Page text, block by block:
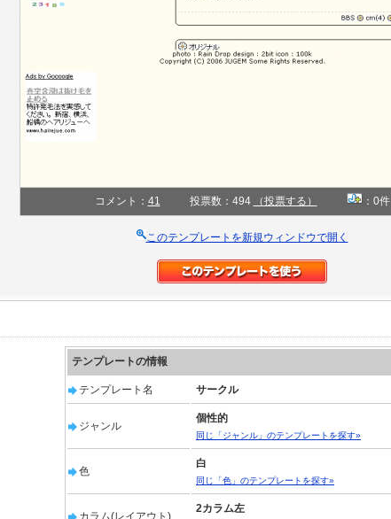
コメント： 41 投票数：494 （投票する） ：0件
このテンプレートを新規ウィンドウで開く
テンプレートの情報
テンプレート名 サークル
ジャンル
個性的
同じ「ジャンル」のテンプレートを探す»
色
白
同じ「色」のテンプレートを探す»
カラム(レイアウト)
2カラム左